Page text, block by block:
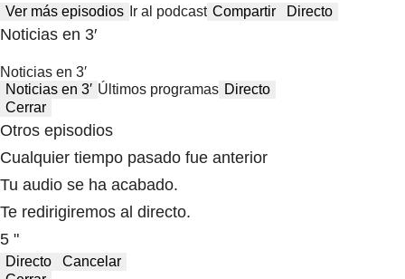
Ver más episodios Ir al podcast Compartir Directo
Noticias en 3′
Noticias en 3′
Noticias en 3′ Últimos programas Directo
Cerrar
Otros episodios
Cualquier tiempo pasado fue anterior
Tu audio se ha acabado.
Te redirigiremos al directo.
5 "
Directo
Cancelar